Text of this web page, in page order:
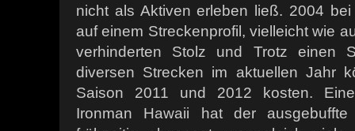
nicht als Aktiven erleben ließ. 2004
auf einem Streckenprofil, vielleicht wie
verhinderten Stolz und Trotz einen
diversen Strecken im aktuellen Jahr
Saison 2011 und 2012 kosten.
Ironman Hawaii hat der ausgebuffte